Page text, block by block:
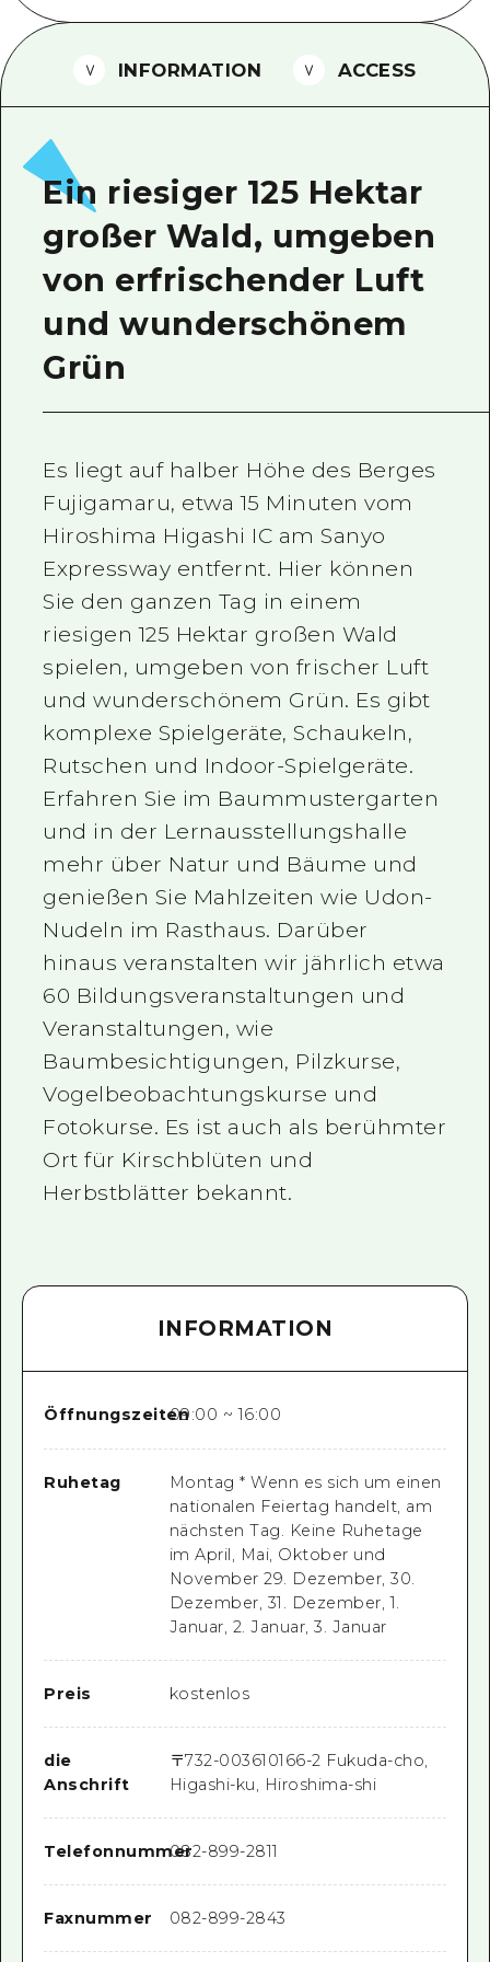
Videos von Hiroshima
Transportinformationen bei
INFORMATION ACCESS
Ein riesiger 125 Hektar
großer Wald, umgeben
von erfrischender Luft
und wunderschönem
Grün
Es liegt auf halber Höhe des Berges
Fujigamaru, etwa 15 Minuten vom
Hiroshima Higashi IC am Sanyo
Expressway entfernt. Hier können
Sie den ganzen Tag in einem
riesigen 125 Hektar großen Wald
spielen, umgeben von frischer Luft
und wunderschönem Grün. Es gibt
komplexe Spielgeräte, Schaukeln,
Rutschen und Indoor-Spielgeräte.
Erfahren Sie im Baummustergarten
und in der Lernausstellungshalle
mehr über Natur und Bäume und
genießen Sie Mahlzeiten wie Udon-
Nudeln im Rasthaus. Darüber
hinaus veranstalten wir jährlich etwa
60 Bildungsveranstaltungen und
Veranstaltungen, wie
Baumbesichtigungen, Pilzkurse,
Vogelbeobachtungskurse und
Fotokurse. Es ist auch als berühmter
Ort für Kirschblüten und
Herbstblätter bekannt.
INFORMATION
Öffnungszeiten09:00 ~ 16:00
Ruhetag
Montag * Wenn es sich um einen
nationalen Feiertag handelt, am
nächsten Tag. Keine Ruhetage
im April, Mai, Oktober und
November 29. Dezember, 30.
Dezember, 31. Dezember, 1.
Januar, 2. Januar, 3. Januar
Preis kostenlos
die
Anschrift
〒732-003610166-2 Fukuda-cho,
Higashi-ku, Hiroshima-shi
Telefonnummer082-899-2811
Faxnummer 082-899-2843